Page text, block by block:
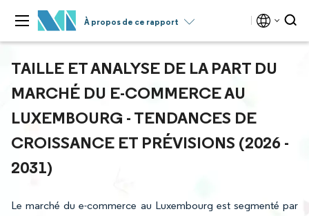
À propos de ce rapport
TAILLE ET ANALYSE DE LA PART DU
MARCHÉ DU E-COMMERCE AU
LUXEMBOURG - TENDANCES DE
CROISSANCE ET PRÉVISIONS (2026 -
2031)
Le marché du e-commerce au Luxembourg est segmenté par